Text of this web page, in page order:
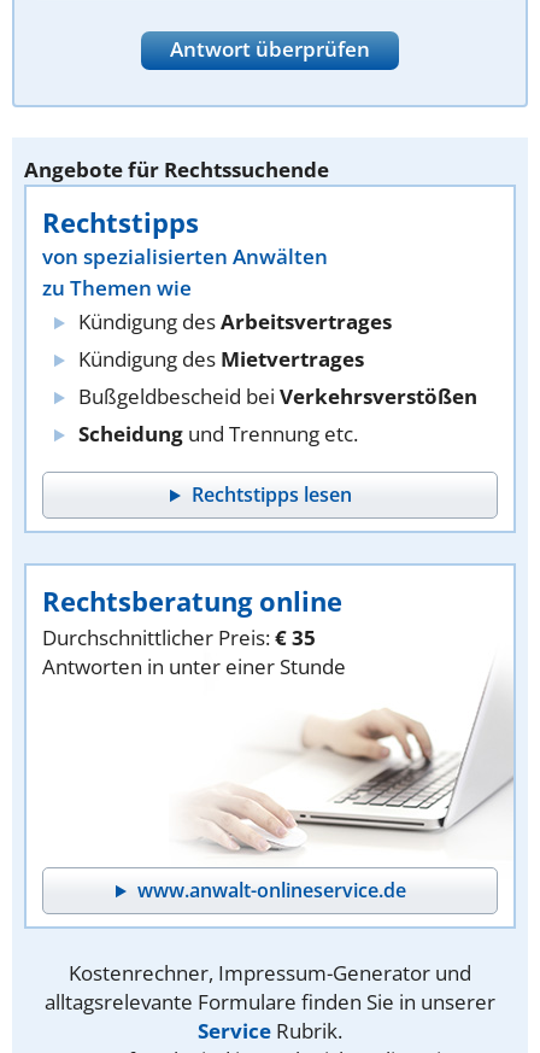
Antwort überprüfen
Angebote für Rechtssuchende
Rechtstipps
von spezialisierten Anwälten
zu Themen wie
Kündigung desArbeitsvertrages
Kündigung des Mietvertrages
Bußgeldbescheid bei Verkehrsverstößen
Scheidung und Trennung etc.
Rechtstipps lesen
Rechtsberatung online
Durchschnittlicher Preis:€ 35
Antworten in unter einer Stunde
www.anwalt-onlineservice.de
Kostenrechner, Impressum-Generator und
alltagsrelevante Formulare finden Sie in unserer
Service Rubrik.